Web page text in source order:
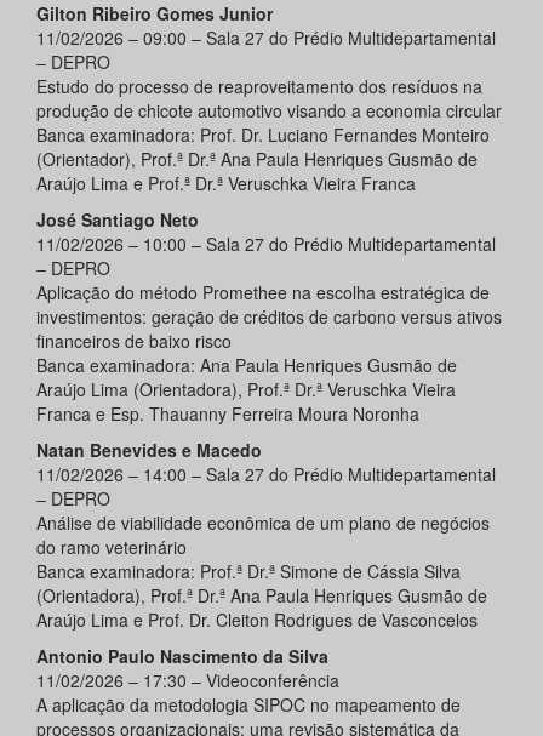
Gilton Ribeiro Gomes Junior
11/02/2026 – 09:00 – Sala 27 do Prédio Multidepartamental
– DEPRO
Estudo do processo de reaproveitamento dos resíduos na
produção de chicote automotivo visando a economia circular
Banca examinadora: Prof. Dr. Luciano Fernandes Monteiro
(Orientador), Prof.ª Dr.ª Ana Paula Henriques Gusmão de
Araújo Lima e Prof.ª Dr.ª Veruschka Vieira Franca
José Santiago Neto
11/02/2026 – 10:00 – Sala 27 do Prédio Multidepartamental
– DEPRO
Aplicação do método Promethee na escolha estratégica de
investimentos: geração de créditos de carbono versus ativos
financeiros de baixo risco
Banca examinadora: Ana Paula Henriques Gusmão de
Araújo Lima (Orientadora), Prof.ª Dr.ª Veruschka Vieira
Franca e Esp. Thauanny Ferreira Moura Noronha
Natan Benevides e Macedo
11/02/2026 – 14:00 – Sala 27 do Prédio Multidepartamental
– DEPRO
Análise de viabilidade econômica de um plano de negócios
do ramo veterinário
Banca examinadora: Prof.ª Dr.ª Simone de Cássia Silva
(Orientadora), Prof.ª Dr.ª Ana Paula Henriques Gusmão de
Araújo Lima e Prof. Dr. Cleiton Rodrigues de Vasconcelos
Antonio Paulo Nascimento da Silva
11/02/2026 – 17:30 – Videoconferência
A aplicação da metodologia SIPOC no mapeamento de
processos organizacionais: uma revisão sistemática da